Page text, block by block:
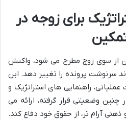
برای زوجه در
از سوی زوج مطرح می شود، واکنش
سرنوشت پرونده را تغییر دهد. این
راهنمایی های استراتژیک و
چنین وضعیتی قرار گرفته، ارائه می
ذهنی آرام تر، از حقوق خود دفاع کند.